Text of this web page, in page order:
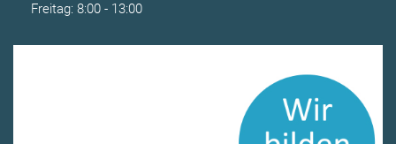
Freitag: 8:00 - 13:00